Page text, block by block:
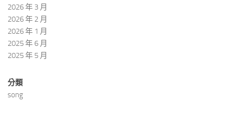
2026 年 3 月
2026 年 2 月
2026 年 1 月
2025 年 6 月
2025 年 5 月
分類
song